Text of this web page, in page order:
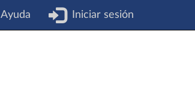
Ayuda Iniciar sesión